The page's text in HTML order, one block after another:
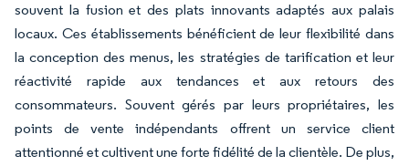
souvent la fusion et des plats innovants adaptés aux palais
locaux. Ces établissements bénéficient de leur flexibilité dans
la conception des menus, les stratégies de tarification et leur
réactivité rapide aux tendances et aux retours des
consommateurs. Souvent gérés par leurs propriétaires, les
points de vente indépendants offrent un service client
attentionné et cultivent une forte fidélité de la clientèle. De plus,